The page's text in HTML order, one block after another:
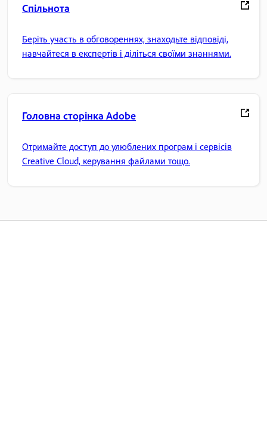
Спільнота
Беріть участь в обговореннях, знаходьте відповіді,
навчайтеся в експертів і діліться своїми знаннями.
Головна сторінка Adobe
Отримайте доступ до улюблених програм і сервісів
Creative Cloud, керування файлами тощо.